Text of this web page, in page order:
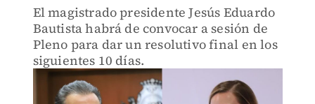
El magistrado presidente Jesús Eduardo
Bautista habrá de convocar a sesión de
Pleno para dar un resolutivo final en los
siguientes 10 días.